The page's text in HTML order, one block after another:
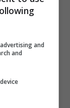
dal 17
.
and
and